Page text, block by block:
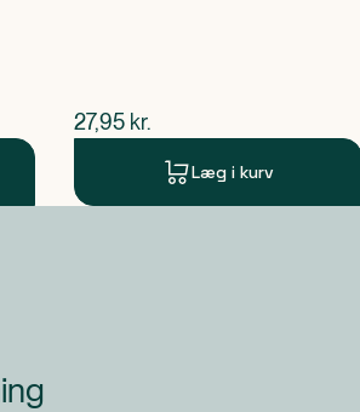
$nuværende pris
27,95 kr.
Læg i kurv